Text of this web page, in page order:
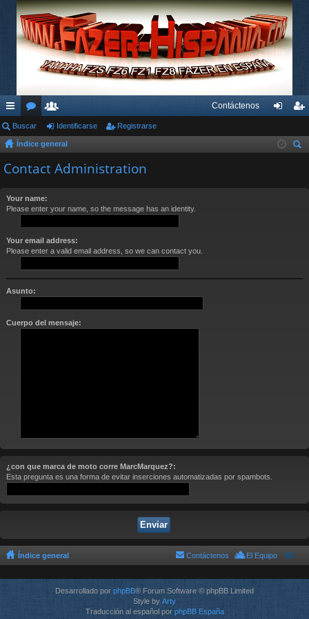
nl
ac
es
pi
s
or
os
su
ari
os
Contáctenos
nti ist
Buscar Identificarse Registrarse
Índice general
Contact Administration
Your name:
Please enter your name, so the message has an identity.
Your email address:
Please enter a valid email address, so we can contact you.
Asunto:
Cuerpo del mensaje:
¿con que marca de moto corre MarcMarquez?:
Esta pregunta es una forma de evitar inserciones automatizadas por spambots.
Índice general El Equipo
Contáctenos
Desarrollado por phpBB® Forum Software © phpBB Limited
Style by Arty
Traducción al español por phpBB España